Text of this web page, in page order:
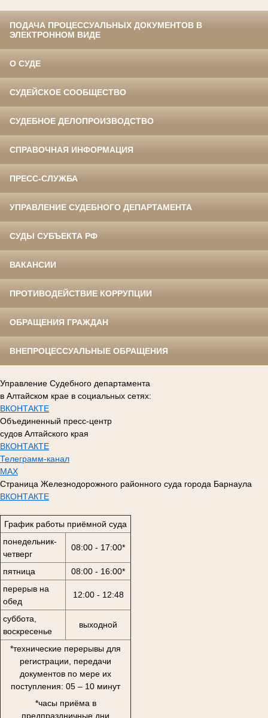
ПОДАЧА ПРОЦЕССУАЛЬНЫХ ДОКУМЕНТОВ В
ЭЛЕКТРОННОМ ВИДЕ
О СУДЕ
СУДЕЙСКОЕ СООБЩЕСТВО
СУДЕБНОЕ ДЕЛОПРОИЗВОДСТВО
СПРАВОЧНАЯ ИНФОРМАЦИЯ
ПРЕСС-СЛУЖБА
УПРАВЛЕНИЕ СУДЕБНОГО ДЕПАРТАМЕНТА
СУДЫ СУБЪЕКТА РФ
ВАКАНСИИ
ПРОТИВОДЕЙСТВИЕ КОРРУПЦИИ
ОБРАЩЕНИЯ ГРАЖДАН
ВНЕПРОЦЕССУАЛЬНЫЕ ОБРАЩЕНИЯ
Управление Судебного департамента
в Алтайском крае в социальных сетях:
ВКОНТАКТЕ
Объединенный пресс-центр
судов Алтайского края
ВКОНТАКТЕ
Телеграмм-канал
MAX
Страница Железнодорожного районного суда города Барнаула
ВКОНТАКТЕ
График работы приёмной суда
понедельник-
четверг
08:00 - 17:00*
пятница
08:00 - 16:00*
перерыв на
обед
12:00 - 12:48
суббота,
воскресенье
выходной
*технические перерывы для
регистрации, передачи
документов по мере их
поступления: 05 – 10 минут
*часы приёма в
предпраздничные дни